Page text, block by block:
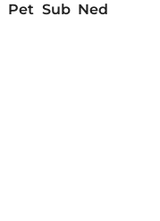
Pet Sub Ned